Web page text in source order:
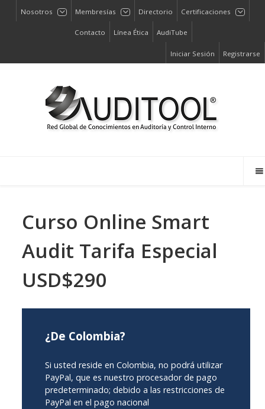
Nosotros Membresías Directorio Certificaciones
Contacto Línea Ética AudiTube
Iniciar Sesión Registrarse
Curso Online Smart
Audit Tarifa Especial
USD$290
¿De Colombia?
Si usted reside en Colombia, no podrá utilizar
PayPal, que es nuestro procesador de pago
predeterminado; debido a las restricciones de
PayPal en el pago nacional